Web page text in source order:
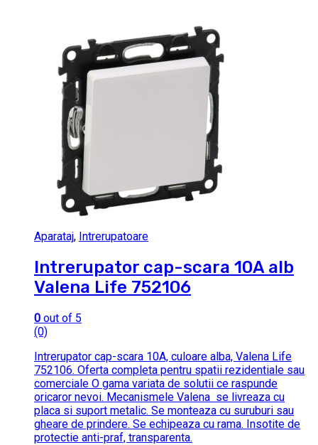
Aparataj, Intrerupatoare
Intrerupator cap-scara 10A alb
Valena Life 752106
0 out of 5
(0)
Intrerupator cap-scara 10A, culoare alba, Valena Life
752106. Oferta completa pentru spatii rezidentiale sau
comerciale O gama variata de solutii ce raspunde
oricaror nevoi. Mecanismele Valena se livreaza cu
placa si suport metalic. Se monteaza cu suruburi sau
gheare de prindere. Se echipeaza cu rama. Insotite de
protectie anti-praf, transparenta.